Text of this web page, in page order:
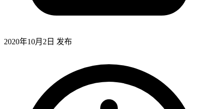
2020年10月2日 发布